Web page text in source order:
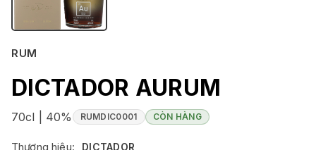
RUM
DICTADOR AURUM
70cl | 40% RUMDIC0001 CÒN HÀNG
Thương hiệu: DICTADOR